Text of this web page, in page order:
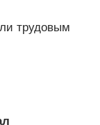
трудовым